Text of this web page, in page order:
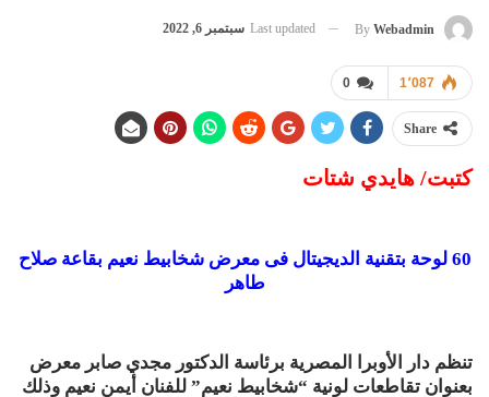
By Webadmin
Last updated سبتمبر 6, 2022
0 1٬087
Share
كتبت/ هايدي شتات
60 لوحة بتقنية الديجيتال فى معرض شخابيط نعيم بقاعة صلاح
طاهر
تنظم دار الأوبرا المصرية برئاسة الدكتور مجدي صابر معرض
بعنوان تقاطعات لونية “شخابيط نعيم” للفنان أيمن نعيم وذلك